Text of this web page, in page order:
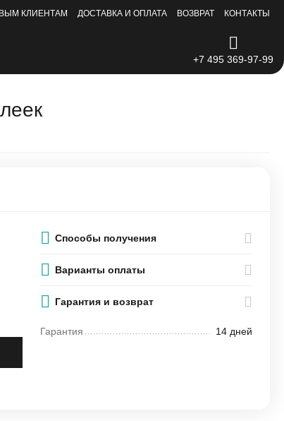
КЛИЕНТАМ ДОСТАВКА И ОПЛАТА ВОЗВРАТ КОНТАКТЫ
+7 495 369-97-99
Способы получения
Варианты оплаты
Гарантия и возврат
Гарантия 14 дней